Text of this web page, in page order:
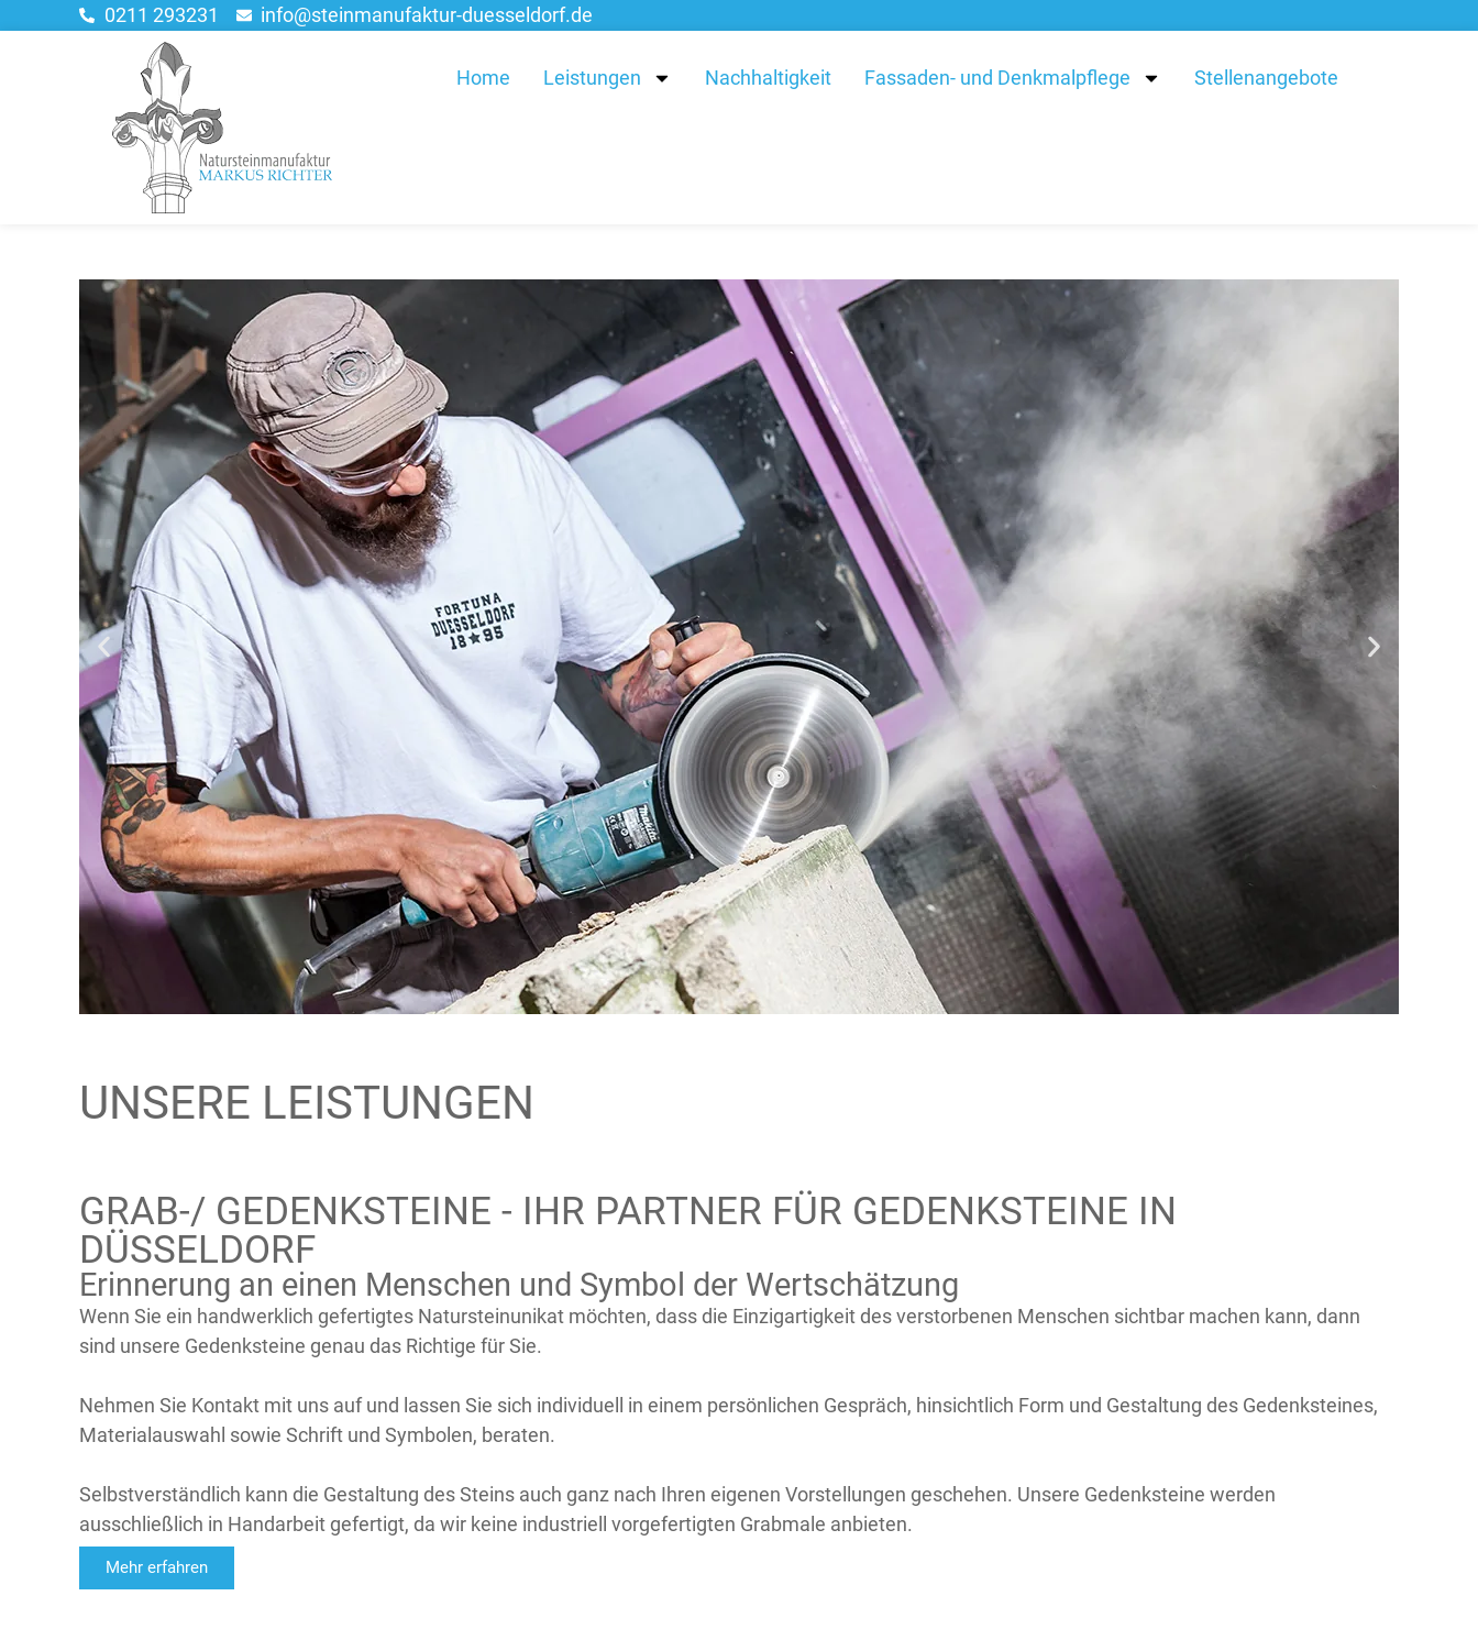
0211 293231 info@steinmanufaktur-duesseldorf.de
Home Leistungen Nachhaltigkeit Fassaden- und Denkmalpflege Stellenangebote
UNSERE LEISTUNGEN
GRAB-/ GEDENKSTEINE - IHR PARTNER FÜR GEDENKSTEINE IN
DÜSSELDORF
Erinnerung an einen Menschen und Symbol der Wertschätzung
Wenn Sie ein handwerklich gefertigtes Natursteinunikat möchten, dass die Einzigartigkeit des verstorbenen Menschen sichtbar machen kann, dann
sind unsere Gedenksteine genau das Richtige für Sie.
Nehmen Sie Kontakt mit uns auf und lassen Sie sich individuell in einem persönlichen Gespräch, hinsichtlich Form und Gestaltung des Gedenksteines,
Materialauswahl sowie Schrift und Symbolen, beraten.
Selbstverständlich kann die Gestaltung des Steins auch ganz nach Ihren eigenen Vorstellungen geschehen. Unsere Gedenksteine werden
ausschließlich in Handarbeit gefertigt, da wir keine industriell vorgefertigten Grabmale anbieten.
Mehr erfahren